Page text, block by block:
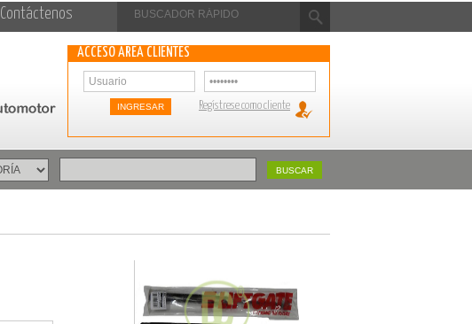
Contáctenos
ACCESO ÁREA CLIENTES
Regístrese como cliente